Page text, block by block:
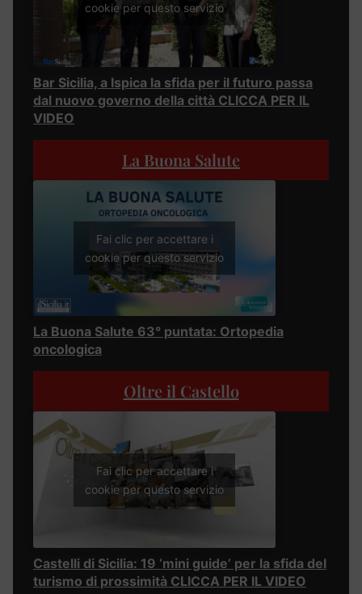
cookie per questo servizio
Bar Sicilia, a Ispica la sfida per il futuro passa
dal nuovo governo della città CLICCA PER IL
VIDEO
La Buona Salute
Fai clic per accettare i
cookie per questo servizio
La Buona Salute 63° puntata: Ortopedia
oncologica
Oltre il Castello
Fai clic per accettare i
cookie per questo servizio
Castelli di Sicilia: 19 ‘mini guide’ per la sfida del
turismo di prossimità CLICCA PER IL VIDEO